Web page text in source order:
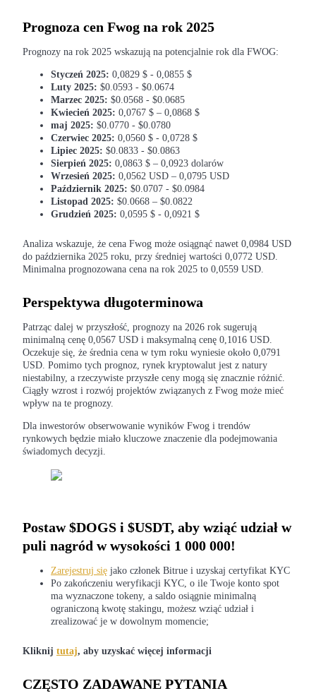
Przewodnik
Przewodnik dla początkujących dotyczący kontraktów futures
Dowiedz się, jak zachować rentowność
Zarabiać
Mocna Świnka
Codziennie zdobywaj konkurencyjne nagrody
Prognoza cen Fwog na rok 2025
Prognozy na rok 2025 wskazują na potencjalnie rok dla FWOG:
Styczeń 2025: 0,0829 $ - 0,0855 $
Luty 2025: $0.0593 - $0.0674
Marzec 2025: $0.0568 - $0.0685
Kwiecień 2025: 0,0767 $ – 0,0868 $
maj 2025: $0.0770 - $0.0780
Czerwiec 2025: 0,0560 $ - 0,0728 $
Lipiec 2025: $0.0833 - $0.0863
Sierpień 2025: 0,0863 $ – 0,0923 dolarów
Wrzesień 2025: 0,0562 USD – 0,0795 USD
Październik 2025: $0.0707 - $0.0984
Listopad 2025: $0.0668 – $0.0822
Grudzień 2025: 0,0595 $ - 0,0921 $
Analiza wskazuje, że cena Fwog może osiągnąć nawet 0,0984 USD
do października 2025 roku, przy średniej wartości 0,0772 USD.
Minimalna prognozowana cena na rok 2025 to 0,0559 USD.
Perspektywa długoterminowa
Patrząc dalej w przyszłość, prognozy na 2026 rok sugerują
minimalną cenę 0,0567 USD i maksymalną cenę 0,1016 USD.
Oczekuje się, że średnia cena w tym roku wyniesie około 0,0791
USD. Pomimo tych prognoz, rynek kryptowalut jest z natury
niestabilny, a rzeczywiste przyszłe ceny mogą się znacznie różnić.
Ciągły wzrost i rozwój projektów związanych z Fwog może mieć
wpływ na te prognozy.
Dla inwestorów obserwowanie wyników Fwog i trendów
rynkowych będzie miało kluczowe znaczenie dla podejmowania
świadomych decyzji.
Postaw $DOGS i $USDT, aby wziąć udział w
puli nagród w wysokości 1 000 000!
Zarejestruj się jako członek Bitrue i uzyskaj certyfikat KYC
Po zakończeniu weryfikacji KYC, o ile Twoje konto spot
ma wyznaczone tokeny, a saldo osiągnie minimalną
ograniczoną kwotę stakingu, możesz wziąć udział i
zrealizować je w dowolnym momencie;
Kliknij tutaj, aby uzyskać więcej informacji
CZĘSTO ZADAWANE PYTANIA